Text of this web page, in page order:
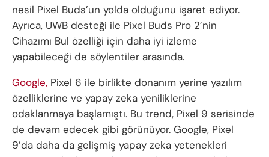
nesil Pixel Buds’un yolda olduğunu işaret ediyor.
Ayrıca, UWB desteği ile Pixel Buds Pro 2’nin
Cihazımı Bul özelliği için daha iyi izleme
yapabileceği de söylentiler arasında.
Google, Pixel 6 ile birlikte donanım yerine yazılım
özelliklerine ve yapay zeka yeniliklerine
odaklanmaya başlamıştı. Bu trend, Pixel 9 serisinde
de devam edecek gibi görünüyor. Google, Pixel
9’da daha da gelişmiş yapay zeka yetenekleri